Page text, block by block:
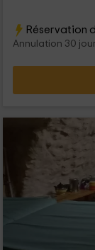
Réservation
Annulation 30